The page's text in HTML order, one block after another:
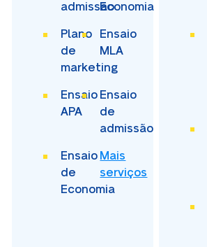
admissãoEconomia
Plano
de
marketing
Ensaio
MLA
Ensaio
APA
Ensaio
de
admissão
Ensaio
de
Economia
Mais
serviços